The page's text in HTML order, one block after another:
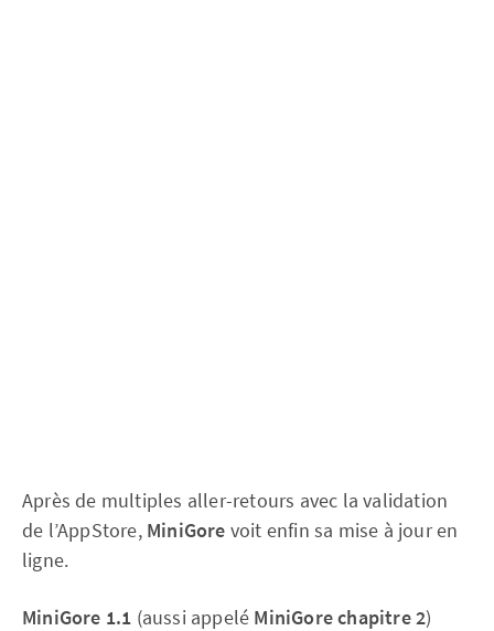
Après de multiples aller-retours avec la validation
de l’AppStore, MiniGore voit enfin sa mise à jour en
ligne.
MiniGore 1.1 (aussi appelé MiniGore chapitre 2)